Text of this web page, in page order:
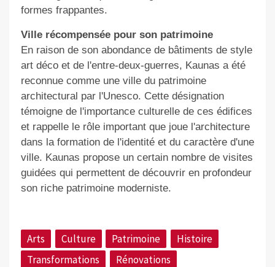
formes frappantes.
Ville récompensée pour son patrimoine
En raison de son abondance de bâtiments de style
art déco et de l'entre-deux-guerres, Kaunas a été
reconnue comme une ville du patrimoine
architectural par l'Unesco. Cette désignation
témoigne de l'importance culturelle de ces édifices
et rappelle le rôle important que joue l'architecture
dans la formation de l'identité et du caractère d'une
ville. Kaunas propose un certain nombre de visites
guidées qui permettent de découvrir en profondeur
son riche patrimoine moderniste.
Arts Culture Patrimoine
Histoire
Transformations
Rénovations